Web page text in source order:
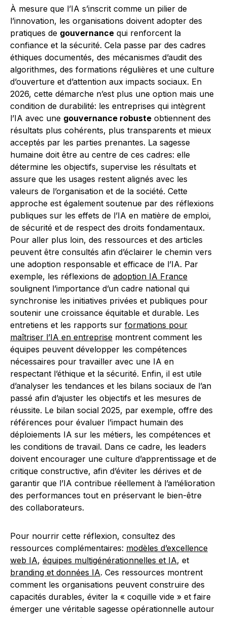
À mesure que l’IA s’inscrit comme un pilier de
l’innovation, les organisations doivent adopter des
pratiques de gouvernance qui renforcent la
confiance et la sécurité. Cela passe par des cadres
éthiques documentés, des mécanismes d’audit des
algorithmes, des formations régulières et une culture
d’ouverture et d’attention aux impacts sociaux. En
2026, cette démarche n’est plus une option mais une
condition de durabilité: les entreprises qui intègrent
l’IA avec une gouvernance robuste obtiennent des
résultats plus cohérents, plus transparents et mieux
acceptés par les parties prenantes. La sagesse
humaine doit être au centre de ces cadres: elle
détermine les objectifs, supervise les résultats et
assure que les usages restent alignés avec les
valeurs de l’organisation et de la société. Cette
approche est également soutenue par des réflexions
publiques sur les effets de l’IA en matière de emploi,
de sécurité et de respect des droits fondamentaux.
Pour aller plus loin, des ressources et des articles
peuvent être consultés afin d’éclairer le chemin vers
une adoption responsable et efficace de l’IA. Par
exemple, les réflexions de adoption IA France
soulignent l’importance d’un cadre national qui
synchronise les initiatives privées et publiques pour
soutenir une croissance équitable et durable. Les
entretiens et les rapports sur formations pour
maîtriser l’IA en entreprise montrent comment les
équipes peuvent développer les compétences
nécessaires pour travailler avec une IA en
respectant l’éthique et la sécurité. Enfin, il est utile
d’analyser les tendances et les bilans sociaux de l’an
passé afin d’ajuster les objectifs et les mesures de
réussite. Le bilan social 2025, par exemple, offre des
références pour évaluer l’impact humain des
déploiements IA sur les métiers, les compétences et
les conditions de travail. Dans ce cadre, les leaders
doivent encourager une culture d’apprentissage et de
critique constructive, afin d’éviter les dérives et de
garantir que l’IA contribue réellement à l’amélioration
des performances tout en préservant le bien-être
des collaborateurs.
Pour nourrir cette réflexion, consultez des
ressources complémentaires: modèles d’excellence
web IA, équipes multigénérationnelles et IA, et
branding et données IA. Ces ressources montrent
comment les organisations peuvent construire des
capacités durables, éviter la « coquille vide » et faire
émerger une véritable sagesse opérationnelle autour